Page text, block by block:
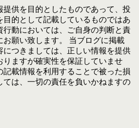
提供を目的としたものであって、投
目的として記載しているものではあ
行動においては、ご自身の判断と責
お願い致します。 当ブログに掲載
につきましては、正しい情報を提供
りますが確実性を保証していませ
記載情報を利用することで被った損
ては、一切の責任を負いかねますの